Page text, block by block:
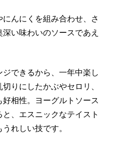
んにくを組み合わせ、さ
い味わいのソースであえ
できるから、一年中楽し
りにしたかぶやセロリ、
相性。ヨーグルトソース
、エスニックなテイスト
れしい技です。